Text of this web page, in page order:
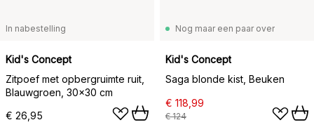
In nabestelling
Kid's Concept
Zitpoef met opbergruimte ruit,
Blauwgroen, 30x30 cm
€ 26,95
Nog maar een paar over
Kid's Concept
Saga blonde kist, Beuken
€ 118,99
€ 124